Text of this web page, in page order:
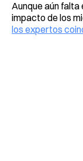
Aunque aún
impacto de los
los expertos